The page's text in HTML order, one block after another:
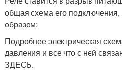
общая схема его
образом:
Подробнее электрическая
давления и все что с ней
ЗДЕСЬ.